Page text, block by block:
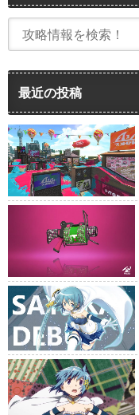
最近の投稿